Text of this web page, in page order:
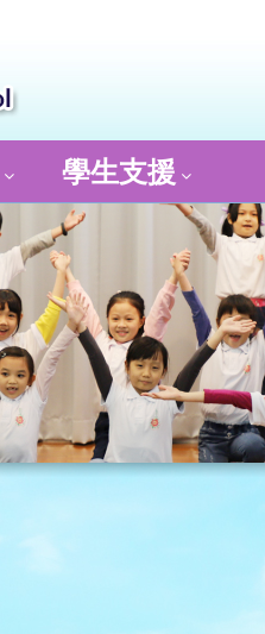
學生支援